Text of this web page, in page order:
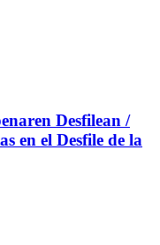
Desfilean /
en el Desfile de la